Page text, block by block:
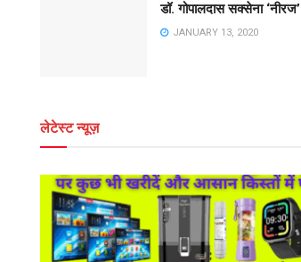
डॉ. गोपालदास सक्सेना ‘नीरज’
JANUARY 13, 2020
लेटेस्ट न्यूज़